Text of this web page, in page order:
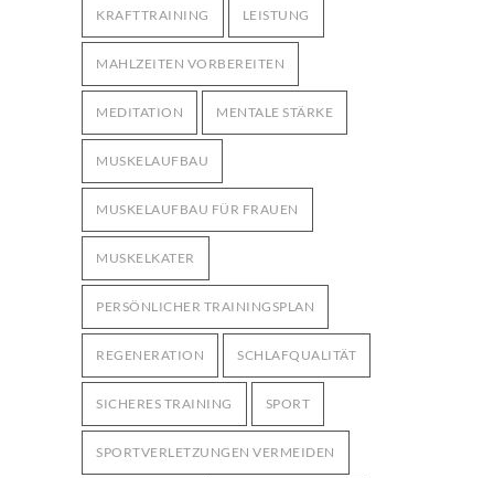
KRAFTTRAINING LEISTUNG
MAHLZEITEN VORBEREITEN
MEDITATION MENTALE STÄRKE
MUSKELAUFBAU
MUSKELAUFBAU FÜR FRAUEN
MUSKELKATER
PERSÖNLICHER TRAININGSPLAN
REGENERATION SCHLAFQUALITÄT
SICHERES TRAINING SPORT
SPORTVERLETZUNGEN VERMEIDEN